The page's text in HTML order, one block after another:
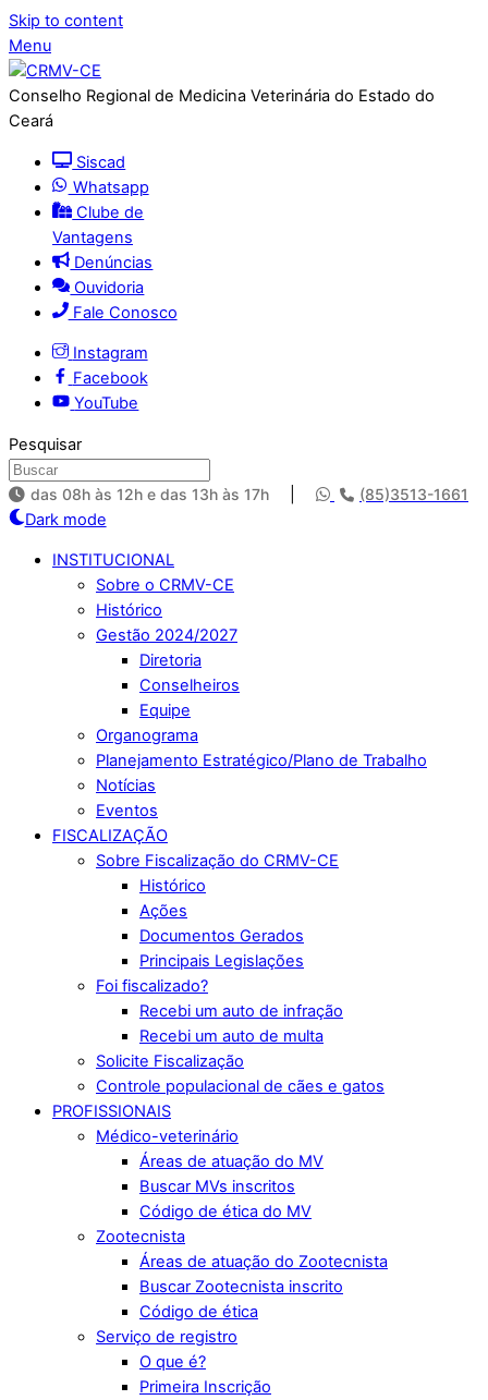
Skip to content
Menu
Conselho Regional de Medicina Veterinária do Estado do
Ceará
Siscad
Whatsapp
Clube de
Vantagens
Denúncias
Ouvidoria
Fale Conosco
Instagram
Facebook
YouTube
Pesquisar
das 08h às 12h e das 13h às 17h (85)3513-1661
Dark mode
INSTITUCIONAL
Sobre o CRMV-CE
Histórico
Gestão 2024/2027
Diretoria
Conselheiros
Equipe
Organograma
Planejamento Estratégico/Plano de Trabalho
Notícias
Eventos
FISCALIZAÇÃO
Sobre Fiscalização do CRMV-CE
Histórico
Ações
Documentos Gerados
Principais Legislações
Foi fiscalizado?
Recebi um auto de infração
Recebi um auto de multa
Solicite Fiscalização
Controle populacional de cães e gatos
PROFISSIONAIS
Médico-veterinário
Áreas de atuação do MV
Buscar MVs inscritos
Código de ética do MV
Zootecnista
Áreas de atuação do Zootecnista
Buscar Zootecnista inscrito
Código de ética
Serviço de registro
O que é?
Primeira Inscrição